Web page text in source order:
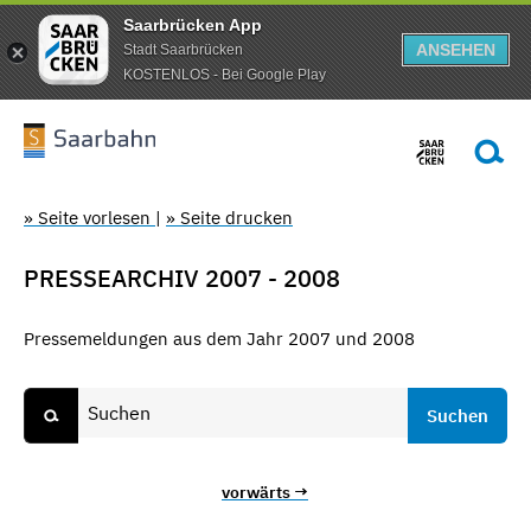
Saarbrücken App
Stadt Saarbrücken
KOSTENLOS - Bei Google Play
ANSEHEN
» Seite vorlesen | » Seite drucken
PRESSEARCHIV 2007 - 2008
Pressemeldungen aus dem Jahr 2007 und 2008
vorwärts →